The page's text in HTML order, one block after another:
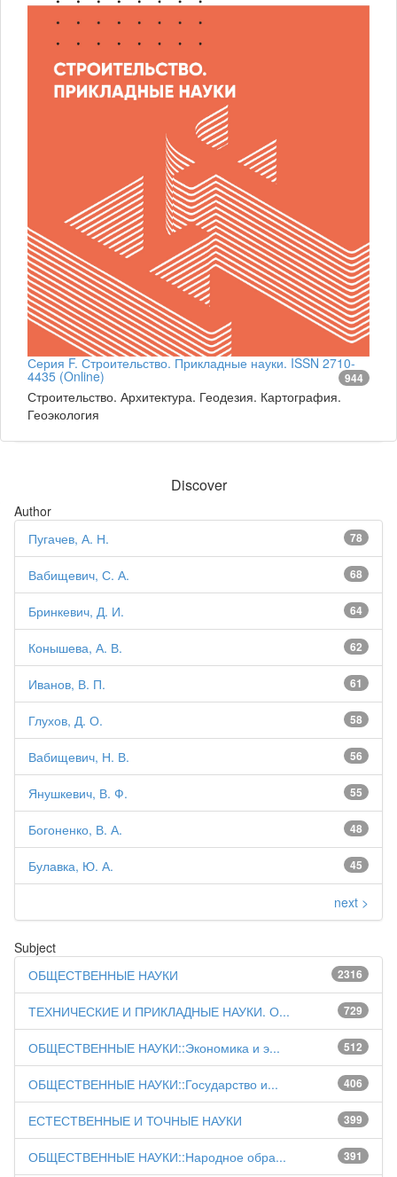
Серия F. Строительство. Прикладные науки. ISSN 2710-
4435 (Online) 944
Строительство. Архитектура. Геодезия. Картография.
Геоэкология
Discover
Author
78
Пугачев, А. Н.
68
Вабищевич, С. А.
64
Бринкевич, Д. И.
62
Конышева, А. В.
61
Иванов, В. П.
58
Глухов, Д. О.
56
Вабищевич, Н. В.
55
Янушкевич, В. Ф.
48
Богоненко, В. А.
45
Булавка, Ю. А.
next >
Subject
2316
ОБЩЕСТВЕННЫЕ НАУКИ
729
ТЕХНИЧЕСКИЕ И ПРИКЛАДНЫЕ НАУКИ. О...
512
ОБЩЕСТВЕННЫЕ НАУКИ::Экономика и э...
406
ОБЩЕСТВЕННЫЕ НАУКИ::Государство и...
399
ЕСТЕСТВЕННЫЕ И ТОЧНЫЕ НАУКИ
391
ОБЩЕСТВЕННЫЕ НАУКИ::Народное обра...